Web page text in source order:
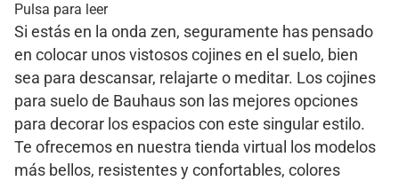
Pulsa para leer
Si estás en la onda zen, seguramente has pensado
en colocar unos vistosos cojines en el suelo, bien
sea para descansar, relajarte o meditar. Los cojines
para suelo de Bauhaus son las mejores opciones
para decorar los espacios con este singular estilo.
Te ofrecemos en nuestra tienda virtual los modelos
más bellos, resistentes y confortables, colores